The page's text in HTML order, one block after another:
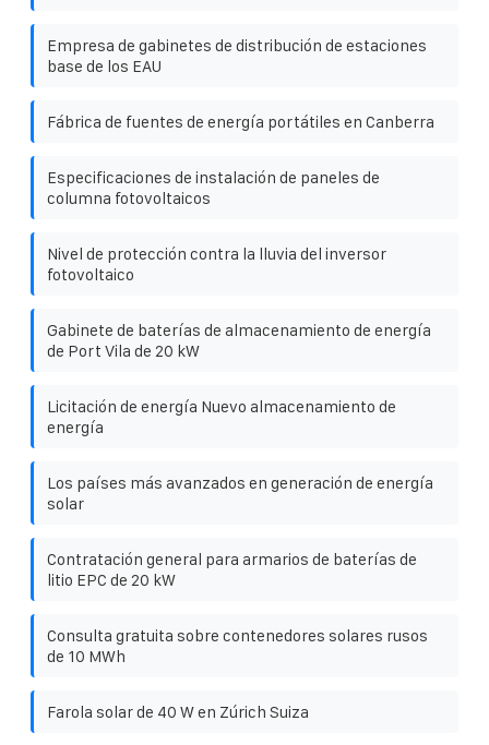
Empresa de gabinetes de distribución de estaciones
base de los EAU
Fábrica de fuentes de energía portátiles en Canberra
Especificaciones de instalación de paneles de
columna fotovoltaicos
Nivel de protección contra la lluvia del inversor
fotovoltaico
Gabinete de baterías de almacenamiento de energía
de Port Vila de 20 kW
Licitación de energía Nuevo almacenamiento de
energía
Los países más avanzados en generación de energía
solar
Contratación general para armarios de baterías de
litio EPC de 20 kW
Consulta gratuita sobre contenedores solares rusos
de 10 MWh
Farola solar de 40 W en Zúrich Suiza